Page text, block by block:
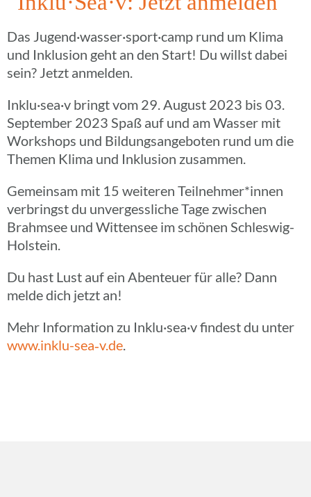
Das Jugend·wasser·sport·camp rund um Klima
und Inklu­sion geht an den Start! Du willst dabei
sein? Jetzt anmelden.
Inklu·sea·v bringt vom 29. August 2023 bis 03.
Septem­ber 2023 Spaß auf und am Wasser mit
Work­shops und Bildungs­an­ge­bo­ten rund um die
Themen Klima und Inklu­sion zusammen.
Gemein­sam mit 15 weite­ren Teilnehmer*innen
verbringst du unver­gess­li­che Tage zwischen
Brahm­see und Witten­see im schönen Schleswig-
Holstein.
Du hast Lust auf ein Aben­teuer für alle? Dann
melde dich jetzt an!
Mehr Infor­ma­tion zu Inklu·sea·v findest du unter
www.inklu-sea‑v.de.